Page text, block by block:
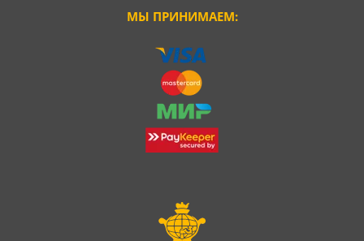
МЫ ПРИНИМАЕМ: